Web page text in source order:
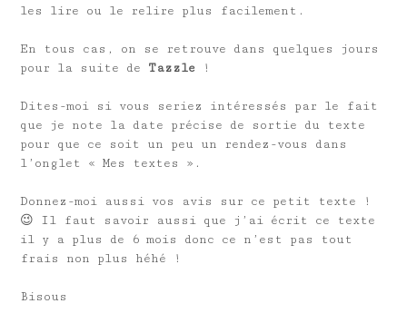
les lire ou le relire plus facilement.
En tous cas, on se retrouve dans quelques jours
pour la suite de Tazzle !
Dites-moi si vous seriez intéressés par le fait
que je note la date précise de sortie du texte
pour que ce soit un peu un rendez-vous dans
l’onglet « Mes textes ».
Donnez-moi aussi vos avis sur ce petit texte !
😉 Il faut savoir aussi que j’ai écrit ce texte
il y a plus de 6 mois donc ce n’est pas tout
frais non plus héhé !
Bisous